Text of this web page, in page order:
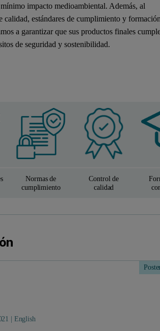
impacto medioambiental. Además, al
calidad, estándares de cumplimiento y
a garantizar que sus productos finales
de seguridad y sostenibilidad.
Normas de
cumplimiento
Control de
calidad
| English